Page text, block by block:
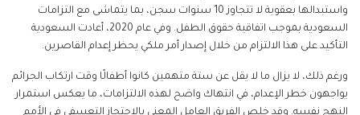
واستبدالها بعقوبة لا تتجاوز 10 سنوات سجن، بما يتماشى مع التزامات
السعودية بموجب اتفاقية حقوق الطفل. وفي عام 2020، أعادت السعودية
التأكيد على هذا الالتزام من خلال إصدار أمر ملكي يحظر إعدام القاصرين.
ورغم ذلك، لا يزال ما لا يقل عن ستة متهمين كانوا أطفالًا وقت ارتكاب الجرائم
يواجهون خطر الإعدام، في انتهاك واضح لهذه الالتزامات، ما يعكس استمرار
النهج نفسه. وقد خلص الفريق العامل المعني بالاحتجاز التعسفي في الأمم